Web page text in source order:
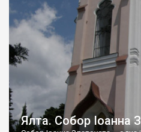
Ялта. Собор Іоанна